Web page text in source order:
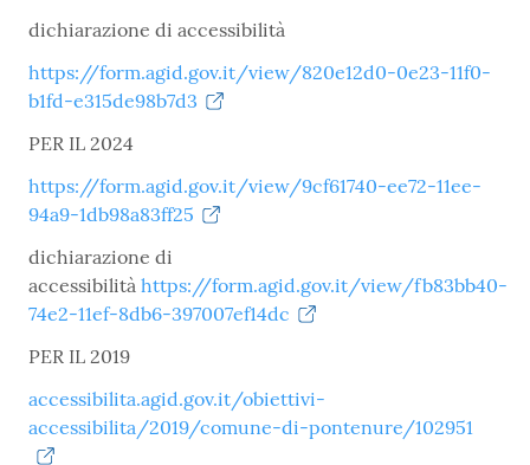
dichiarazione di accessibilità
https://form.agid.gov.it/view/820e12d0-0e23-11f0-
b1fd-e315de98b7d3
PER IL 2024
https://form.agid.gov.it/view/9cf61740-ee72-11ee-
94a9-1db98a83ff25
dichiarazione di
accessibilità https://form.agid.gov.it/view/fb83bb40-
74e2-11ef-8db6-397007ef14dc
PER IL 2019
accessibilita.agid.gov.it/obiettivi-
accessibilita/2019/comune-di-pontenure/102951